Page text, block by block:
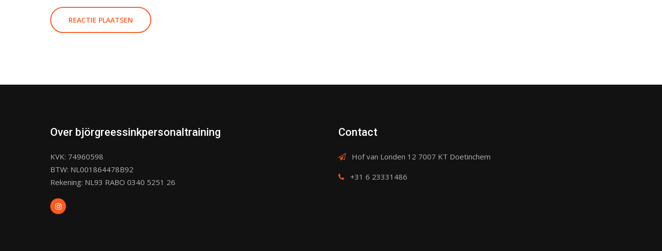
Over björgreessinkpersonaltraining
KVK: 74960598
BTW: NL001864478B92
Rekening: NL93 RABO 0340 5251 26
Contact
Hof van Londen 12 7007 KT Doetinchem
+31 6 23331486